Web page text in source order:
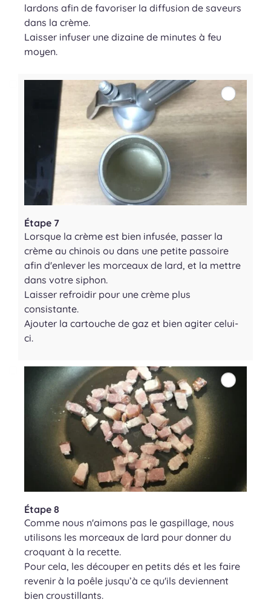
lardons afin de favoriser la diffusion de saveurs
dans la crème.
Laisser infuser une dizaine de minutes à feu
moyen.
Étape 7
Lorsque la crème est bien infusée, passer la
crème au chinois ou dans une petite passoire
afin d'enlever les morceaux de lard, et la mettre
dans votre siphon.
Laisser refroidir pour une crème plus
consistante.
Ajouter la cartouche de gaz et bien agiter celui-
ci.
Étape 8
Comme nous n'aimons pas le gaspillage, nous
utilisons les morceaux de lard pour donner du
croquant à la recette.
Pour cela, les découper en petits dés et les faire
revenir à la poêle jusqu’à ce qu'ils deviennent
bien croustillants.